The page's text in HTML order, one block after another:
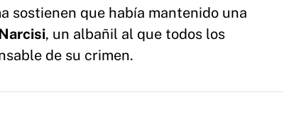
sostienen que había mantenido una
, un albañil al que todos los
de su crimen.